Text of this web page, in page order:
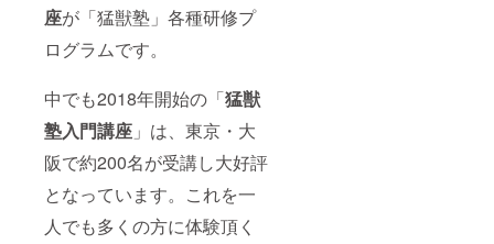
座が「猛獣塾」各種研修プ
ログラムです。
中でも2018年開始の「猛獣
塾入門講座 」は、東京・大
阪で約200名が受講し大好評
となっています。これを一
人でも多くの方に体験頂く